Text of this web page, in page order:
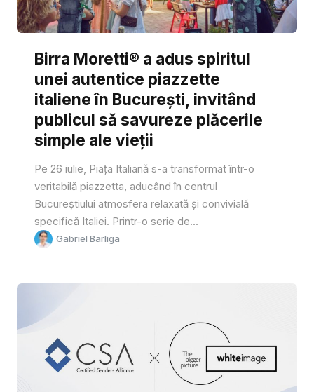
Birra Moretti® a adus spiritul
unei autentice piazzette
italiene în București, invitând
publicul să savureze plăcerile
simple ale vieții
Pe 26 iulie, Piața Italiană s-a transformat într-o
veritabilă piazzetta, aducând în centrul
Bucureștiului atmosfera relaxată și convivială
specifică Italiei. Printr-o serie de...
Gabriel Barliga